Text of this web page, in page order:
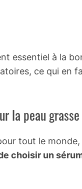
essentiel à la
ce qui en
la peau
tout le
choisir un